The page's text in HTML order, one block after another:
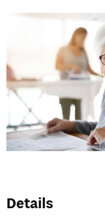
Details